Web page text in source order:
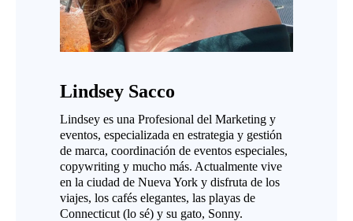
Lindsey Sacco
Lindsey es una Profesional del Marketing y
eventos, especializada en estrategia y gestión
de marca, coordinación de eventos especiales,
copywriting y mucho más. Actualmente vive
en la ciudad de Nueva York y disfruta de los
viajes, los cafés elegantes, las playas de
Connecticut (lo sé) y su gato, Sonny.